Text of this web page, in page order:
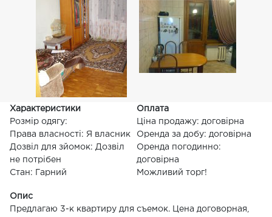
Характеристики
Розмір одягу:
Права власності: Я власник
Дозвіл для зйомок: Дозвіл
не потрібен
Стан: Гарний
Оплата
Ціна продажу: договірна
Оренда за добу: договірна
Оренда погодинно:
договірна
Можливий торг!
Опис
Предлагаю 3-к квартиру для съемок. Цена договорная,